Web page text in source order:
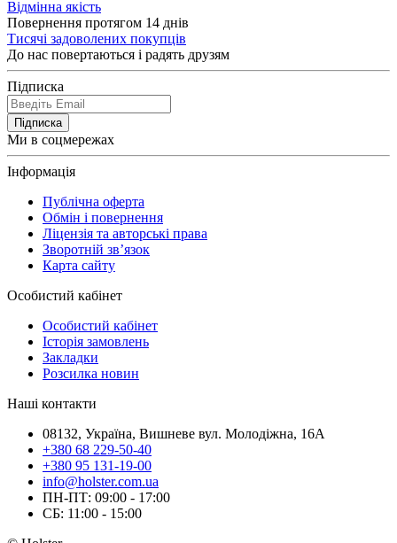
Відмінна якість
Повернення протягом 14 днів
Тисячі задоволених покупців
До нас повертаються і радять друзям
Підписка
Підписка
Ми в соцмережах
Інформація
Публічна оферта
Обмін і повернення
Ліцензія та авторські права
Зворотній зв’язок
Карта сайту
Особистий кабінет
Особистий кабінет
Історія замовлень
Закладки
Розсилка новин
Наші контакти
08132, Україна, Вишневе вул. Молодіжна, 16А
+380 68 229-50-40
+380 95 131-19-00
info@holster.com.ua
ПН-ПТ: 09:00 - 17:00
СБ: 11:00 - 15:00